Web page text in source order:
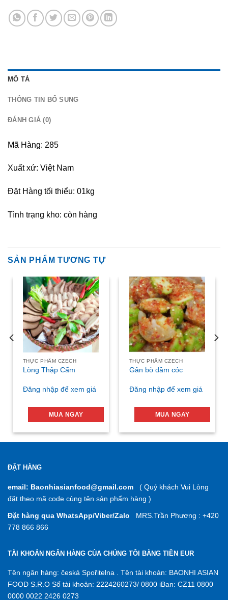
MÔ TẢ
THÔNG TIN BỔ SUNG
ĐÁNH GIÁ (0)
Mã Hàng: 285
Xuất xứ: Việt Nam
Đặt Hàng tối thiểu: 01kg
Tình trạng kho: còn hàng
SẢN PHẨM TƯƠNG TỰ
THỰC PHẨM CZECH
Lòng Thập Cẩm
Đăng nhập để xem giá
MUA NGAY
THỰC PHẨM CZECH
Gân bò dầm cóc
Đăng nhập để xem giá
MUA NGAY
ĐẶT HÀNG
email: Baonhiasianfood@gmail.com ( Quý khách Vui Lòng
đặt theo mã code cùng tên sản phẩm hàng )
Đặt hàng qua WhatsApp/Viber/Zalo MRS.Trần Phương : +420
778 866 866
TÀI KHOẢN NGÂN HÀNG CỦA CHÚNG TÔI BẰNG TIỀN EUR
Tên ngân hàng: česká Spořitelna . Tên tài khoản: BAONHI ASIAN
FOOD S.R.O Số tài khoản: 2224260273/ 0800 iBan: CZ11 0800
0000 0022 2426 0273